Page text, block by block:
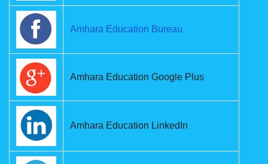
Amhara Education Bureau
Amhara Education Google Plus
Amhara Education LinkedIn